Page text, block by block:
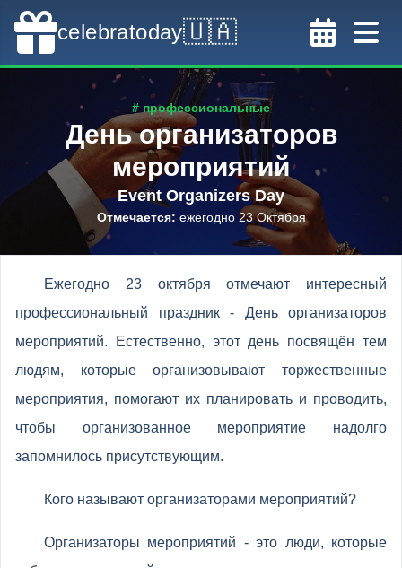
celebratoday🇺🇦
# профессиональные
День организаторов
мероприятий
Event Organizers Day
Отмечается: ежегодно 23 Октября
Ежегодно 23 октября отмечают интересный
профессиональный праздник - День организаторов
мероприятий. Естественно, этот день посвящён тем
людям, которые организовывают торжественные
мероприятия, помогают их планировать и проводить,
чтобы организованное мероприятие надолго
запомнилось присутствующим.
Кого называют организаторами мероприятий?
Организаторы мероприятий - это люди, которые